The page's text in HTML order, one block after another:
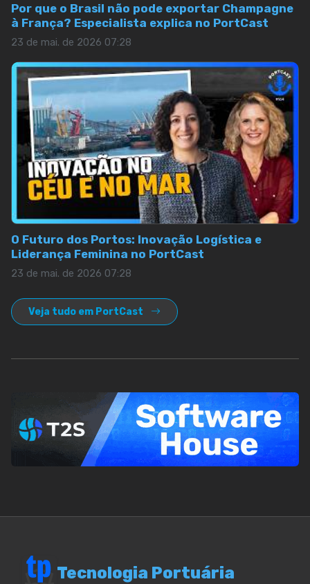
Por que o Brasil não pode exportar Champagne
à França? Especialista explica no PortCast
23 de mai. de 2026 07:28
O Futuro dos Portos: Inovação Logística e
Liderança Feminina no PortCast
23 de mai. de 2026 07:28
Veja tudo em PortCast
Tecnologia Portuária